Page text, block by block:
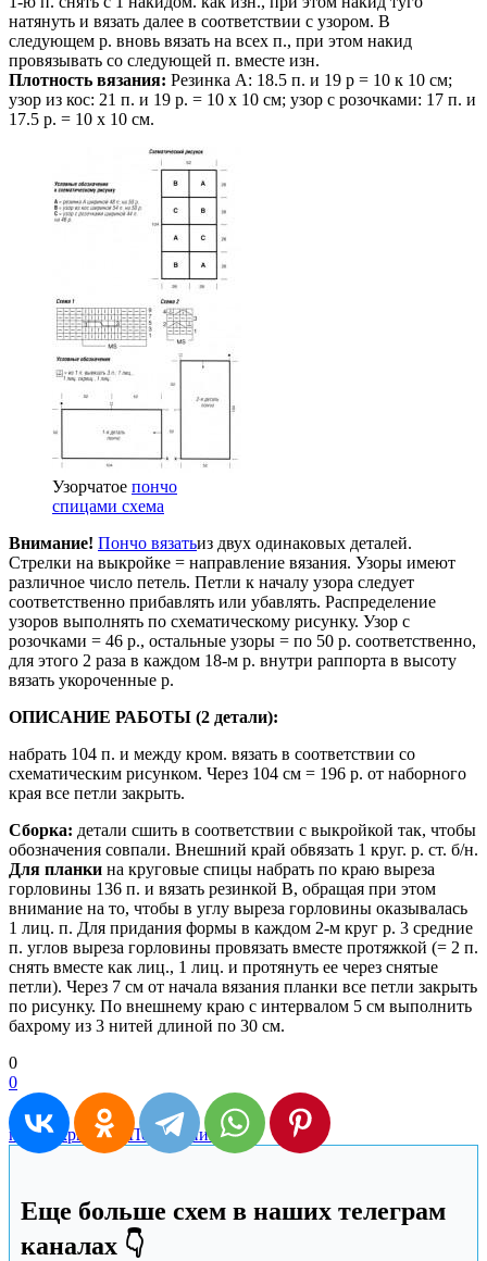
натянуть и вязать далее в соответствии с узором. В
следующем р. вновь вязать на всех п., при этом накид
провязывать со следующей п. вместе изн.
Плотность вязания: Резинка А: 18.5 п. и 19 р = 10 к 10 см;
узор из кос: 21 п. и 19 р. = 10 х 10 см; узор с розочками: 17 п. и
17.5 р. = 10 х 10 см.
Узорчатое пончо
спицами схема
Внимание! Пончо вязатьиз двух одинаковых деталей.
Стрелки на выкройке = направление вязания. Узоры имеют
различное число петель. Петли к началу узора следует
соответственно прибавлять или убавлять. Распределение
узоров выполнять по схематическому рисунку. Узор с
розочками = 46 р., остальные узоры = по 50 р. соответственно,
для этого 2 раза в каждом 18-м р. внутри раппорта в высоту
вязать укороченные р.
ОПИСАНИЕ РАБОТЫ (2 детали):
набрать 104 п. и между кром. вязать в соответствии со
схематическим рисунком. Через 104 см = 196 р. от наборного
края все петли закрыть.
Сборка: детали сшить в соответствии с выкройкой так, чтобы
обозначения совпали. Внешний край обвязать 1 круг. р. ст. б/н.
Для планки на круговые спицы набрать по краю выреза
горловины 136 п. и вязать резинкой В, обращая при этом
внимание на то, чтобы в углу выреза горловины оказывалась
1 лиц. п. Для придания формы в каждом 2-м круг р. 3 средние
п. углов выреза горловины провязать вместе протяжкой (= 2 п.
снять вместе как лиц., 1 лиц. и протянуть ее через снятые
петли). Через 7 см от начала вязания планки все петли закрыть
по рисунку. По внешнему краю с интервалом 5 см выполнить
бахрому из 3 нитей длиной по 30 см.
0
0
пончо крючком Пончо спицами
Еще больше схем в наших телеграм
каналах 👇